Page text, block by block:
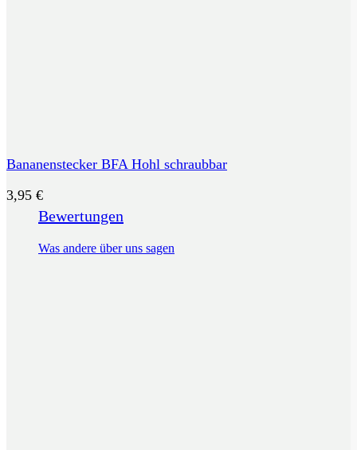
Bewertungen
Was andere über uns sagen
Bananenstecker BFA Hohl schraubbar
3,95 €